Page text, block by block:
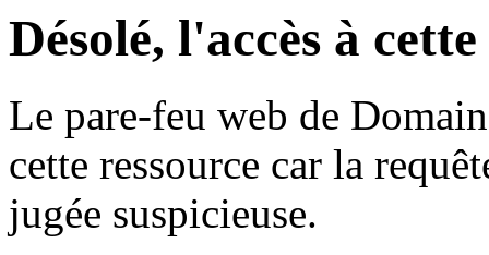
Désolé, l'accès à
Le pare-feu web de
cette ressource car la
jugée suspicieuse.